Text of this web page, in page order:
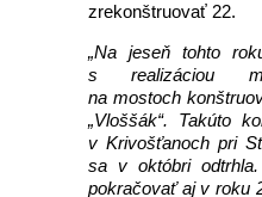
zrekonštruovať 22.
„Na jeseň tohto
s realizáciou
na mostoch
„Vloššák“. Takúto
v Krivošťanoch pri
sa v októbri
pokračovať aj v roku